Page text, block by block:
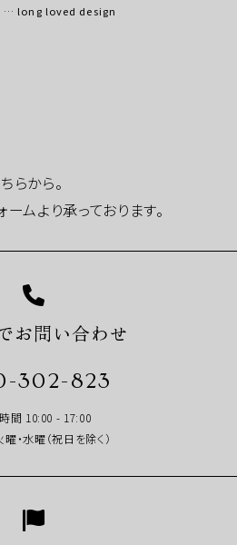
… long loved design
らから。
ムより承っております。
お問い合わせ
302-823
間 10:00 - 17:00
・水曜（祝日を除く）